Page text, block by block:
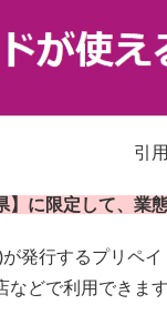
引
】に限定して、業
発行するプリペ
どで利用できます